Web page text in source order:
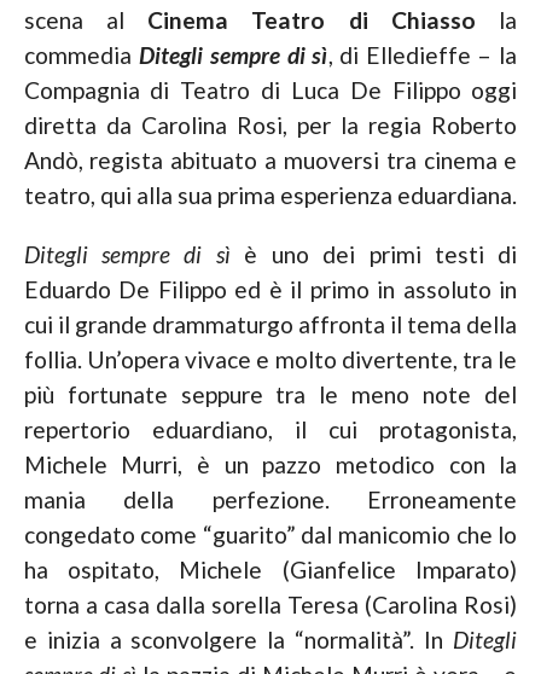
scena al Cinema Teatro di Chiasso la
commedia Ditegli sempre di sì, di Elledieffe – la
Compagnia di Teatro di Luca De Filippo oggi
diretta da Carolina Rosi, per la regia Roberto
Andò, regista abituato a muoversi tra cinema e
teatro, qui alla sua prima esperienza eduardiana.
Ditegli sempre di sì è uno dei primi testi di
Eduardo De Filippo ed è il primo in assoluto in
cui il grande drammaturgo affronta il tema della
follia. Un’opera vivace e molto divertente, tra le
più fortunate seppure tra le meno note del
repertorio eduardiano, il cui protagonista,
Michele Murri, è un pazzo metodico con la
mania della perfezione. Erroneamente
congedato come “guarito” dal manicomio che lo
ha ospitato, Michele (Gianfelice Imparato)
torna a casa dalla sorella Teresa (Carolina Rosi)
e inizia a sconvolgere la “normalità”. In Ditegli